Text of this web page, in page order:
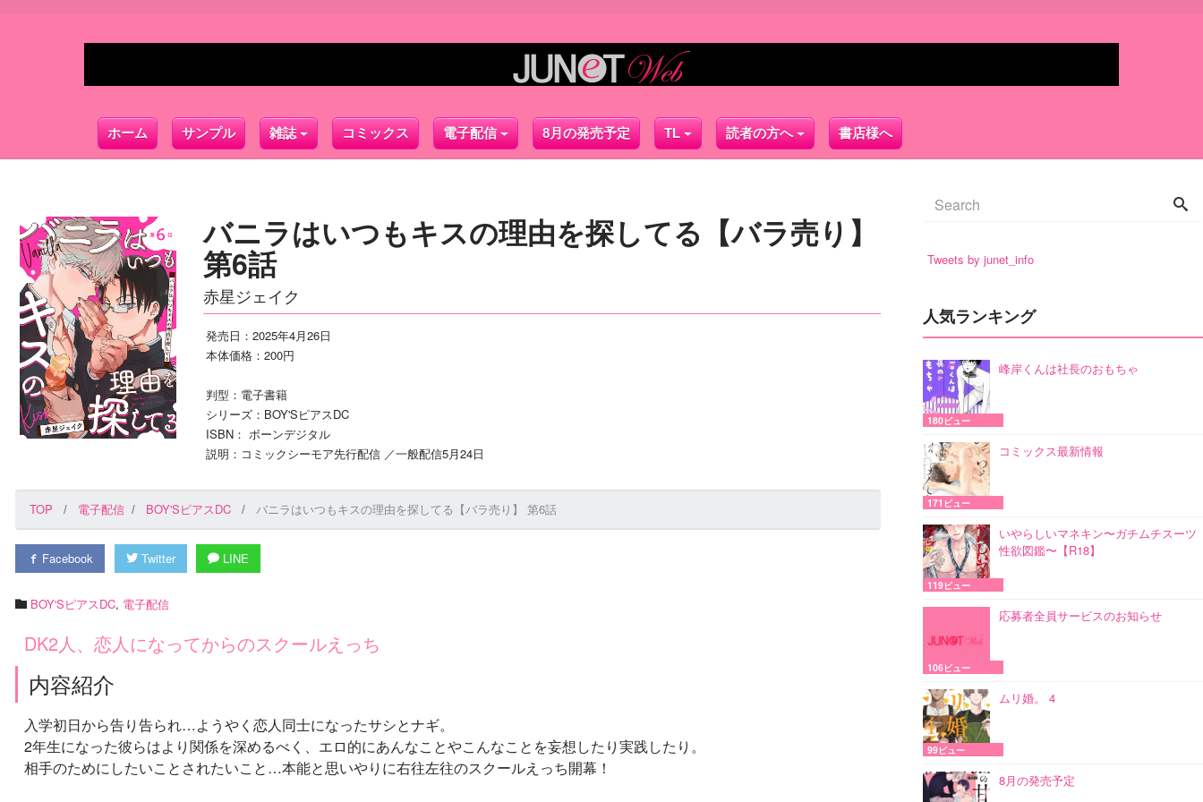
ホーム サンプル 雑誌 コミックス 電子配信 8月の発売予定 TL 読者の方へ 書店様へ
バニラはいつもキスの理由を探してる【バラ売り】
第6話
赤星ジェイク
発売日：2025年4月26日
本体価格：200円
判型：電子書籍
シリーズ：BOY'SピアスDC
ISBN： ボーンデジタル
説明：コミックシーモア先行配信 ／一般配信5月24日
TOP 電子配信 BOY'SピアスDC バニラはいつもキスの理由を探してる【バラ売り】 第6話
Facebook Twitter LINE
BOY'SピアスDC, 電子配信
DK2人、恋人になってからのスクールえっち
内容紹介
入学初日から告り告られ…ようやく恋人同士になったサシとナギ。
2年生になった彼らはより関係を深めるべく、エロ的にあんなことやこんなことを妄想したり実践したり。
相手のためにしたいことされたいこと…本能と思いやりに右往左往のスクールえっち開幕！
Tweets by junet_info
人気ランキング
峰岸くんは社長のおもちゃ
180ビュー
コミックス最新情報
171ビュー
いやらしいマネキン〜ガチムチスーツ
性欲図鑑〜【R18】
119ビュー
応募者全員サービスのお知らせ
106ビュー
ムリ婚。 4
99ビュー
8月の発売予定